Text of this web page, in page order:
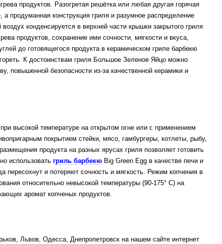
продуктов. Разогретая решётка или любая другая горячая
продуманная конструкция гриля и разумное распределение
конденсируется в верхней части крышки закрытого гриля
продуктов, сохранение ими сочности, мягкости и вкуса,
до готовящегося продукта в керамическом гриле барбекю
К достоинствам гриля Большое Зеленое Яйцо можно
повышенной безопасности из-за качественной керамики и
высокой температуре на открытом огне или с применением
покрытием стейки, мясо, гамбургеры, котлеты, рыбу,
продукта на разных ярусах гриля позволяет готовить
использовать гриль барбекю Big Green Egg в качестве печи и
и потеряют сочность и мягкость. Режим копчения в
относительно невысокой температуры (90-175° C) на
аромат копченых продуктов.
Львов, Одесса, Днепропетровск на нашем сайте интернет